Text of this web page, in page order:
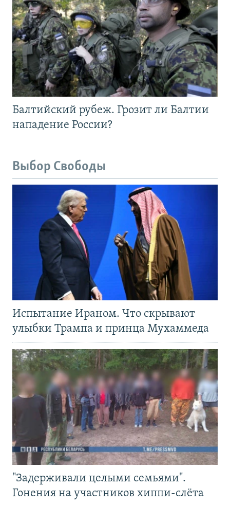
Балтийский рубеж. Грозит ли Балтии
нападение России?
Выбор Свободы
Испытание Ираном. Что скрывают
улыбки Трампа и принца Мухаммеда
"Задерживали целыми семьями".
Гонения на участников хиппи-слёта